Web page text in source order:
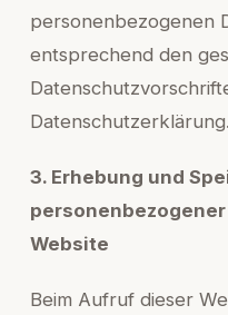
personenbezogenen
entsprechend den
Datenschutzerklärung.
3. Erhebung und
Website
Beim Aufruf dieser